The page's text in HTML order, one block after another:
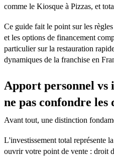
comme le Kiosque à Pizzas, et
Ce guide fait le point sur les
et les options de financement
particulier sur la restauration
dynamiques de la franchise en
Apport personnel vs
ne pas confondre les
Avant tout, une distinction
L'investissement total représente
ouvrir votre point de vente : droit